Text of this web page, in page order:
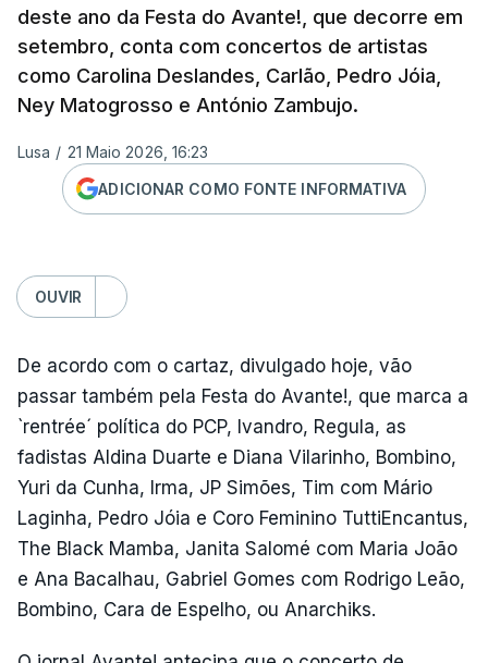
deste ano da Festa do Avante!, que decorre em
setembro, conta com concertos de artistas
como Carolina Deslandes, Carlão, Pedro Jóia,
Ney Matogrosso e António Zambujo.
Lusa / 21 Maio 2026, 16:23
ADICIONAR COMO FONTE INFORMATIVA
OUVIR
De acordo com o cartaz, divulgado hoje, vão
passar também pela Festa do Avante!, que marca a
`rentrée´ política do PCP, Ivandro, Regula, as
fadistas Aldina Duarte e Diana Vilarinho, Bombino,
Yuri da Cunha, Irma, JP Simões, Tim com Mário
Laginha, Pedro Jóia e Coro Feminino TuttiEncantus,
The Black Mamba, Janita Salomé com Maria João
e Ana Bacalhau, Gabriel Gomes com Rodrigo Leão,
Bombino, Cara de Espelho, ou Anarchiks.